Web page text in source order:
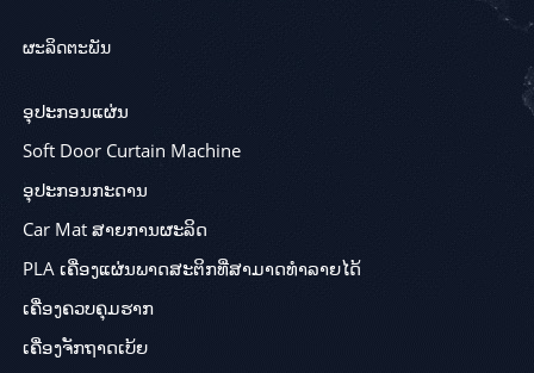
ຜະລິດຕະພັນ
ອຸປະກອນແຜ່ນ
Soft Door Curtain Machine
ອຸປະກອນກະດານ
Car Mat ສາຍການຜະລິດ
PLA ເຄື່ອງແຜ່ນພາດສະຕິກທີ່ສາມາດທໍາລາຍໄດ້
ເຄື່ອງຄວບຄຸມຮາກ
ເຄື່ອງຈັກຖາດເບ້ຍ